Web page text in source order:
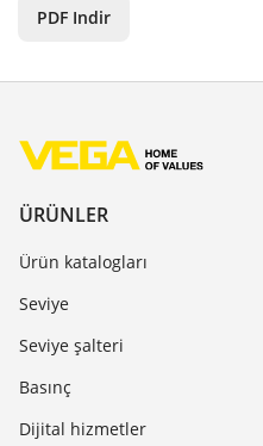
PDF Indir
ÜRÜNLER
Ürün katalogları
Seviye
Seviye şalteri
Basınç
Dijital hizmetler